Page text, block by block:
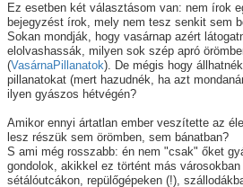
Ez esetben két választásom van: nem írok
bejegyzést írok, mely nem tesz senkit sem
Sokan mondják, hogy vasárnap azért
elolvashassák, milyen sok szép apró
(VasárnaPillanatok). De mégis hogy
pillanatokat (mert hazudnék, ha azt
ilyen gyászos hétvégén?
Amikor ennyi ártatlan ember veszítette az
lesz részük sem örömben, sem bánatban?
S ami még rosszabb: én nem "csak" őket
gondolok, akikkel ez történt más
sétálóutcákon, repülőgépeken (!),